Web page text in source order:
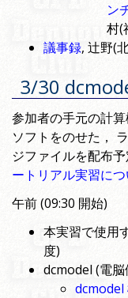
ン
村(
議事録, 辻野(
3/30
参加者の手元の計
ソフトをのせた，
ジファイルを配布
ートリアル実習につ
午前 (09:30 開始)
本実習で使用
度)
dcmodel (電
dcmodel